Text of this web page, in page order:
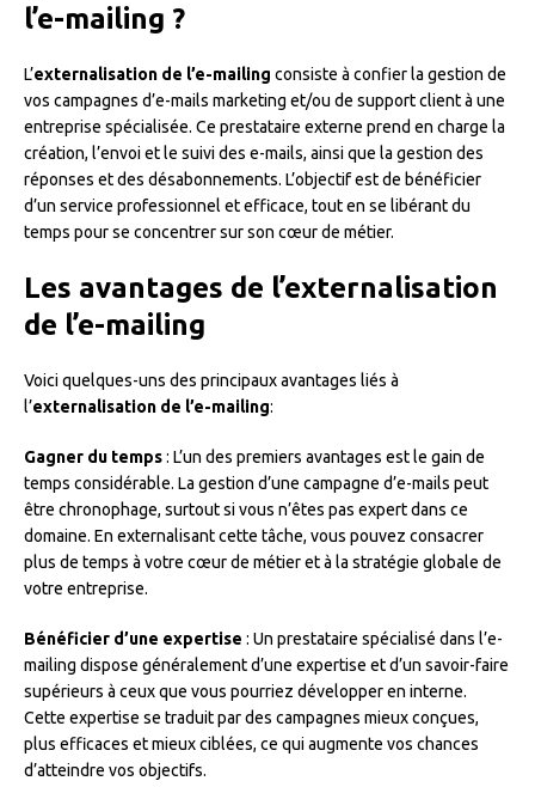
l’e-mailing ?
L’externalisation de l’e-mailing consiste à confier la gestion de
vos campagnes d’e-mails marketing et/ou de support client à une
entreprise spécialisée. Ce prestataire externe prend en charge la
création, l’envoi et le suivi des e-mails, ainsi que la gestion des
réponses et des désabonnements. L’objectif est de bénéficier
d’un service professionnel et efficace, tout en se libérant du
temps pour se concentrer sur son cœur de métier.
Les avantages de l’externalisation
de l’e-mailing
Voici quelques-uns des principaux avantages liés à
l’externalisation de l’e-mailing:
Gagner du temps: L’un des premiers avantages est le gain de
temps considérable. La gestion d’une campagne d’e-mails peut
être chronophage, surtout si vous n’êtes pas expert dans ce
domaine. En externalisant cette tâche, vous pouvez consacrer
plus de temps à votre cœur de métier et à la stratégie globale de
votre entreprise.
Bénéficier d’une expertise : Un prestataire spécialisé dans l’e-
mailing dispose généralement d’une expertise et d’un savoir-faire
supérieurs à ceux que vous pourriez développer en interne.
Cette expertise se traduit par des campagnes mieux conçues,
plus efficaces et mieux ciblées, ce qui augmente vos chances
d’atteindre vos objectifs.